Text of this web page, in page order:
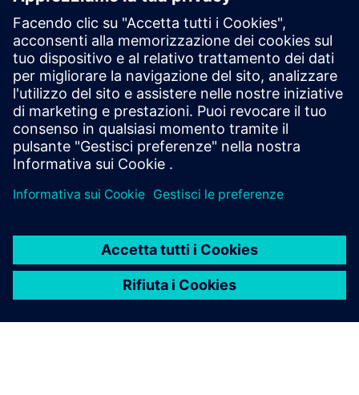
Contattaci
Accedi alla formazione
Trova i trainings per Polarion e altri prodotti.
Trova i corsi